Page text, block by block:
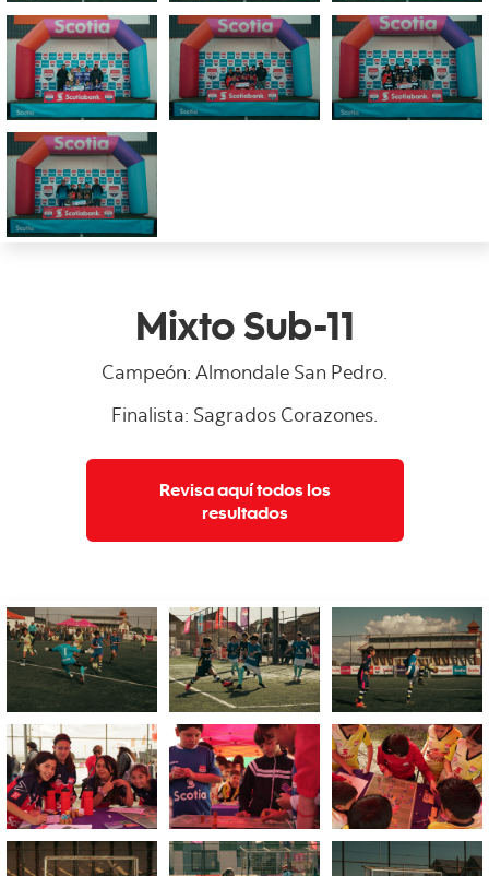
Mixto Sub-11
Campeón: Almondale San Pedro.
Finalista: Sagrados Corazones.
Revisa aquí todos los
resultados